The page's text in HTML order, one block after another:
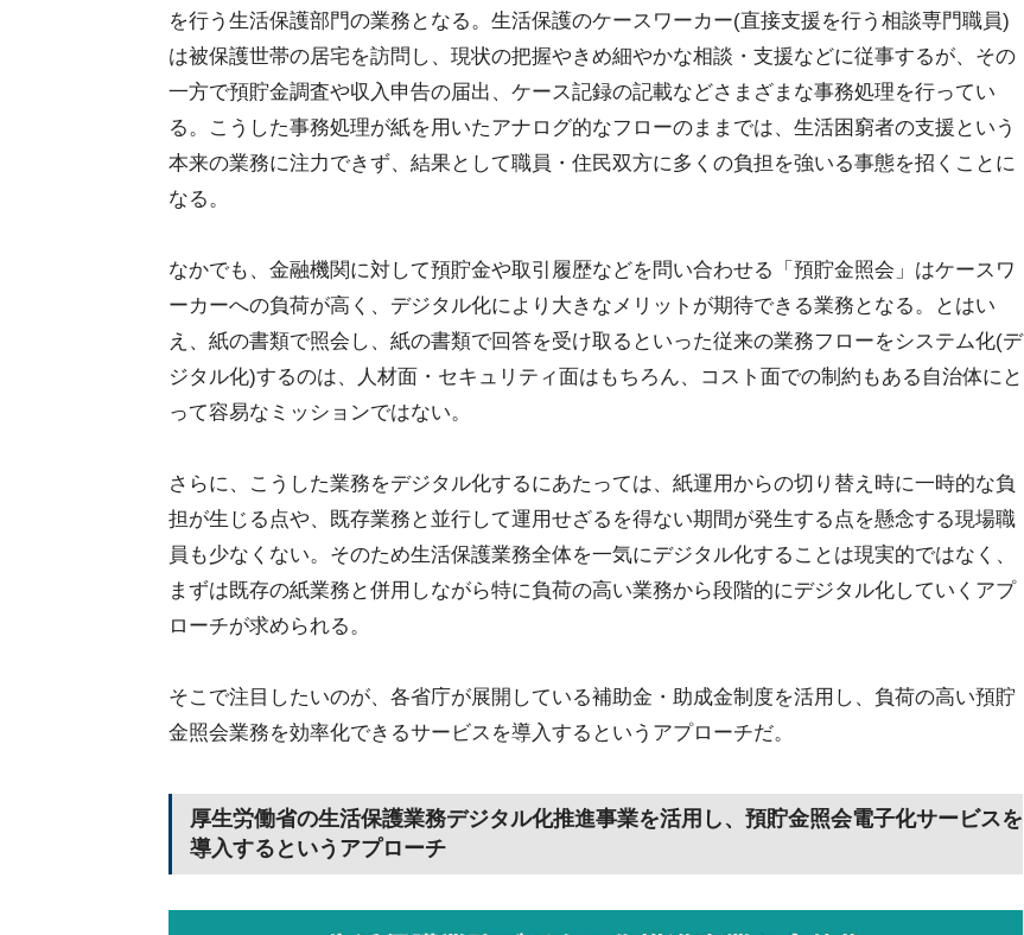
を行う生活保護部門の業務となる。生活保護のケースワーカー(直接支援を行う相談専門職員)
は被保護世帯の居宅を訪問し、現状の把握やきめ細やかな相談・支援などに従事するが、その
一方で預貯金調査や収入申告の届出、ケース記録の記載などさまざまな事務処理を行ってい
る。こうした事務処理が紙を用いたアナログ的なフローのままでは、生活困窮者の支援という
本来の業務に注力できず、結果として職員・住民双方に多くの負担を強いる事態を招くことに
なる。
なかでも、金融機関に対して預貯金や取引履歴などを問い合わせる「預貯金照会」はケースワ
ーカーへの負荷が高く、デジタル化により大きなメリットが期待できる業務となる。とはい
え、紙の書類で照会し、紙の書類で回答を受け取るといった従来の業務フローをシステム化(デ
ジタル化)するのは、人材面・セキュリティ面はもちろん、コスト面での制約もある自治体にと
って容易なミッションではない。
さらに、こうした業務をデジタル化するにあたっては、紙運用からの切り替え時に一時的な負
担が生じる点や、既存業務と並行して運用せざるを得ない期間が発生する点を懸念する現場職
員も少なくない。そのため生活保護業務全体を一気にデジタル化することは現実的ではなく、
まずは既存の紙業務と併用しながら特に負荷の高い業務から段階的にデジタル化していくアプ
ローチが求められる。
そこで注目したいのが、各省庁が展開している補助金・助成金制度を活用し、負荷の高い預貯
金照会業務を効率化できるサービスを導入するというアプローチだ。
厚生労働省の生活保護業務デジタル化推進事業を活用し、預貯金照会電子化サービスを
導入するというアプローチ